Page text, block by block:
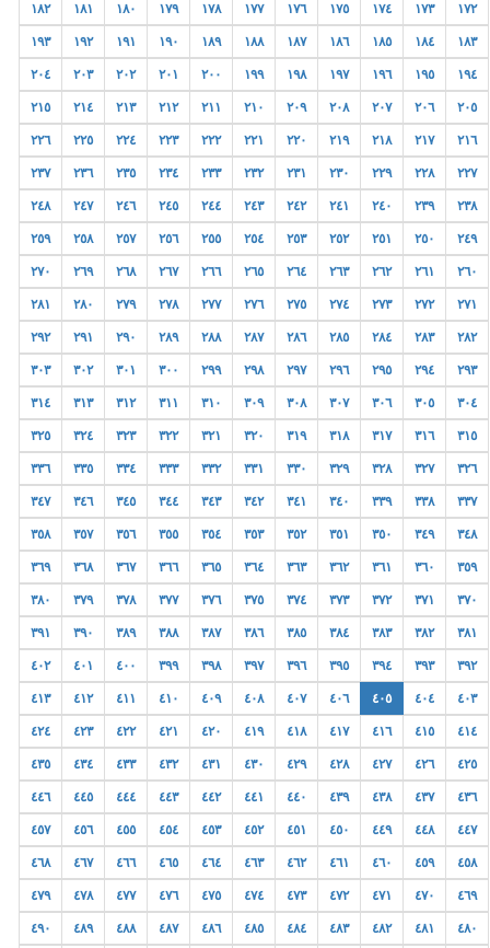
١٧٢ ١٧٣ ١٧٤ ١٧٥ ١٧٦ ١٧٧ ١٧٨ ١٧٩ ١٨٠ ١٨١ ١٨٢
١٨٣ ١٨٤ ١٨٥ ١٨٦ ١٨٧ ١٨٨ ١٨٩ ١٩٠ ١٩١ ١٩٢ ١٩٣
١٩٤ ١٩٥ ١٩٦ ١٩٧ ١٩٨ ١٩٩ ٢٠٠ ٢٠١ ٢٠٢ ٢٠٣ ٢٠٤
٢٠٥ ٢٠٦ ٢٠٧ ٢٠٨ ٢٠٩ ٢١٠ ٢١١ ٢١٢ ٢١٣ ٢١٤ ٢١٥
٢١٦ ٢١٧ ٢١٨ ٢١٩ ٢٢٠ ٢٢١ ٢٢٢ ٢٢٣ ٢٢٤ ٢٢٥ ٢٢٦
٢٢٧ ٢٢٨ ٢٢٩ ٢٣٠ ٢٣١ ٢٣٢ ٢٣٣ ٢٣٤ ٢٣٥ ٢٣٦ ٢٣٧
٢٣٨ ٢٣٩ ٢٤٠ ٢٤١ ٢٤٢ ٢٤٣ ٢٤٤ ٢٤٥ ٢٤٦ ٢٤٧ ٢٤٨
٢٤٩ ٢٥٠ ٢٥١ ٢٥٢ ٢٥٣ ٢٥٤ ٢٥٥ ٢٥٦ ٢٥٧ ٢٥٨ ٢٥٩
٢٦٠ ٢٦١ ٢٦٢ ٢٦٣ ٢٦٤ ٢٦٥ ٢٦٦ ٢٦٧ ٢٦٨ ٢٦٩ ٢٧٠
٢٧١ ٢٧٢ ٢٧٣ ٢٧٤ ٢٧٥ ٢٧٦ ٢٧٧ ٢٧٨ ٢٧٩ ٢٨٠ ٢٨١
٢٨٢ ٢٨٣ ٢٨٤ ٢٨٥ ٢٨٦ ٢٨٧ ٢٨٨ ٢٨٩ ٢٩٠ ٢٩١ ٢٩٢
٢٩٣ ٢٩٤ ٢٩٥ ٢٩٦ ٢٩٧ ٢٩٨ ٢٩٩ ٣٠٠ ٣٠١ ٣٠٢ ٣٠٣
٣٠٤ ٣٠٥ ٣٠٦ ٣٠٧ ٣٠٨ ٣٠٩ ٣١٠ ٣١١ ٣١٢ ٣١٣ ٣١٤
٣١٥ ٣١٦ ٣١٧ ٣١٨ ٣١٩ ٣٢٠ ٣٢١ ٣٢٢ ٣٢٣ ٣٢٤ ٣٢٥
٣٢٦ ٣٢٧ ٣٢٨ ٣٢٩ ٣٣٠ ٣٣١ ٣٣٢ ٣٣٣ ٣٣٤ ٣٣٥ ٣٣٦
٣٣٧ ٣٣٨ ٣٣٩ ٣٤٠ ٣٤١ ٣٤٢ ٣٤٣ ٣٤٤ ٣٤٥ ٣٤٦ ٣٤٧
٣٤٨ ٣٤٩ ٣٥٠ ٣٥١ ٣٥٢ ٣٥٣ ٣٥٤ ٣٥٥ ٣٥٦ ٣٥٧ ٣٥٨
٣٥٩ ٣٦٠ ٣٦١ ٣٦٢ ٣٦٣ ٣٦٤ ٣٦٥ ٣٦٦ ٣٦٧ ٣٦٨ ٣٦٩
٣٧٠ ٣٧١ ٣٧٢ ٣٧٣ ٣٧٤ ٣٧٥ ٣٧٦ ٣٧٧ ٣٧٨ ٣٧٩ ٣٨٠
٣٨١ ٣٨٢ ٣٨٣ ٣٨٤ ٣٨٥ ٣٨٦ ٣٨٧ ٣٨٨ ٣٨٩ ٣٩٠ ٣٩١
٣٩٢ ٣٩٣ ٣٩٤ ٣٩٥ ٣٩٦ ٣٩٧ ٣٩٨ ٣٩٩ ٤٠٠ ٤٠١ ٤٠٢
٤٠٣ ٤٠٤ ٤٠٥ ٤٠٦ ٤٠٧ ٤٠٨ ٤٠٩ ٤١٠ ٤١١ ٤١٢ ٤١٣
٤١٤ ٤١٥ ٤١٦ ٤١٧ ٤١٨ ٤١٩ ٤٢٠ ٤٢١ ٤٢٢ ٤٢٣ ٤٢٤
٤٢٥ ٤٢٦ ٤٢٧ ٤٢٨ ٤٢٩ ٤٣٠ ٤٣١ ٤٣٢ ٤٣٣ ٤٣٤ ٤٣٥
٤٣٦ ٤٣٧ ٤٣٨ ٤٣٩ ٤٤٠ ٤٤١ ٤٤٢ ٤٤٣ ٤٤٤ ٤٤٥ ٤٤٦
٤٤٧ ٤٤٨ ٤٤٩ ٤٥٠ ٤٥١ ٤٥٢ ٤٥٣ ٤٥٤ ٤٥٥ ٤٥٦ ٤٥٧
٤٥٨ ٤٥٩ ٤٦٠ ٤٦١ ٤٦٢ ٤٦٣ ٤٦٤ ٤٦٥ ٤٦٦ ٤٦٧ ٤٦٨
٤٦٩ ٤٧٠ ٤٧١ ٤٧٢ ٤٧٣ ٤٧٤ ٤٧٥ ٤٧٦ ٤٧٧ ٤٧٨ ٤٧٩
٤٨٠ ٤٨١ ٤٨٢ ٤٨٣ ٤٨٤ ٤٨٥ ٤٨٦ ٤٨٧ ٤٨٨ ٤٨٩ ٤٩٠